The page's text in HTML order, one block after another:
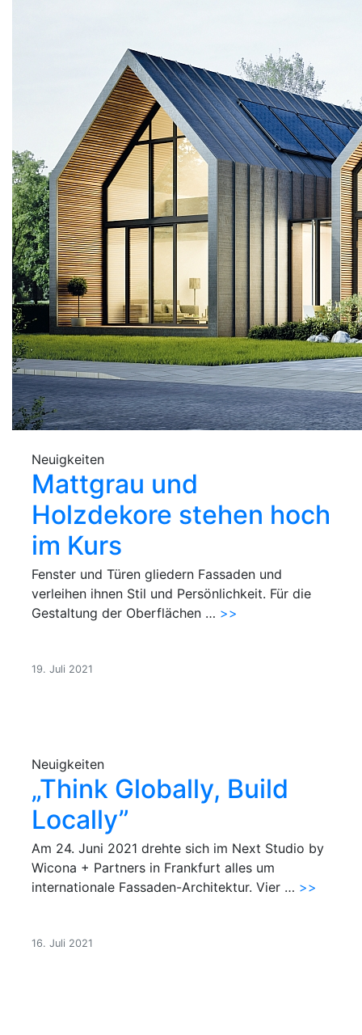
Neuigkeiten
Mattgrau und
Holzdekore stehen hoch
im Kurs
Fenster und Türen gliedern Fassaden und
verleihen ihnen Stil und Persönlichkeit. Für die
Gestaltung der Oberflächen … >>
19. Juli 2021
Neuigkeiten
„Think Globally, Build
Locally”
Am 24. Juni 2021 drehte sich im Next Studio by
Wicona + Partners in Frankfurt alles um
internationale Fassaden-Architektur. Vier … >>
16. Juli 2021